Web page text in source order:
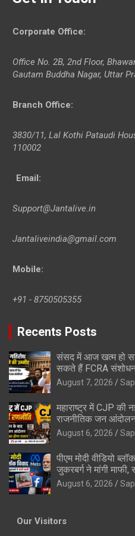
Corporate Office:
Office No. 2B, 2nd Floor,
Gautam Buddha Nagar, Uttar
Branch Office:
3830/11, Lal Kothi Pataudi
110002
Email:
Support@Jantalive.in
Jantaliveindia@gmail.com
Mobile:
+91 - 8750505355
Recents Posts
संसद में आज खत्म हो
सकते हैं FCRA
August 7, 2026
महाराष्ट्र में CJP की
राजनीतिक जन
August 6, 2026
पीएम मोदी वीडियो
जुकरबर्ग ने मांगी
August 6, 2026
Our Visitors